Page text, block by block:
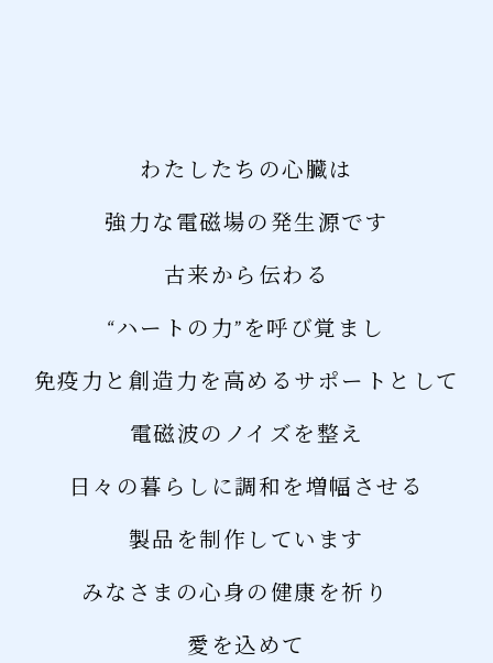
わたしたちの心臓は
強力な電磁場の発生源です
古来から伝わる
“ハートの力”を呼び覚まし
免疫力と創造力を高めるサポートとして
電磁波のノイズを整え
日々の暮らしに調和を増幅させる
製品を制作しています
みなさまの心身の健康を祈り
愛を込めて